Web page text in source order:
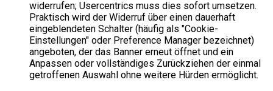
widerrufen; Usercentrics muss dies sofort umsetzen.
Praktisch wird der Widerruf über einen dauerhaft
eingeblendeten Schalter (häufig als "Cookie-
Einstellungen" oder Preference Manager bezeichnet)
angeboten, der das Banner erneut öffnet und ein
Anpassen oder vollständiges Zurückziehen der einmal
getroffenen Auswahl ohne weitere Hürden ermöglicht.